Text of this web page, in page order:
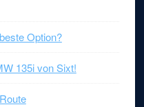
Option?
135i von Sixt!